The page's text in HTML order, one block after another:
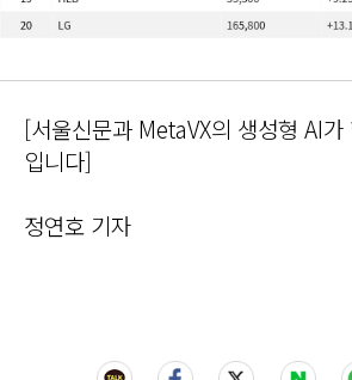
[서울신문과 MetaVX의 생성형 AI
입니다]
정연호 기자